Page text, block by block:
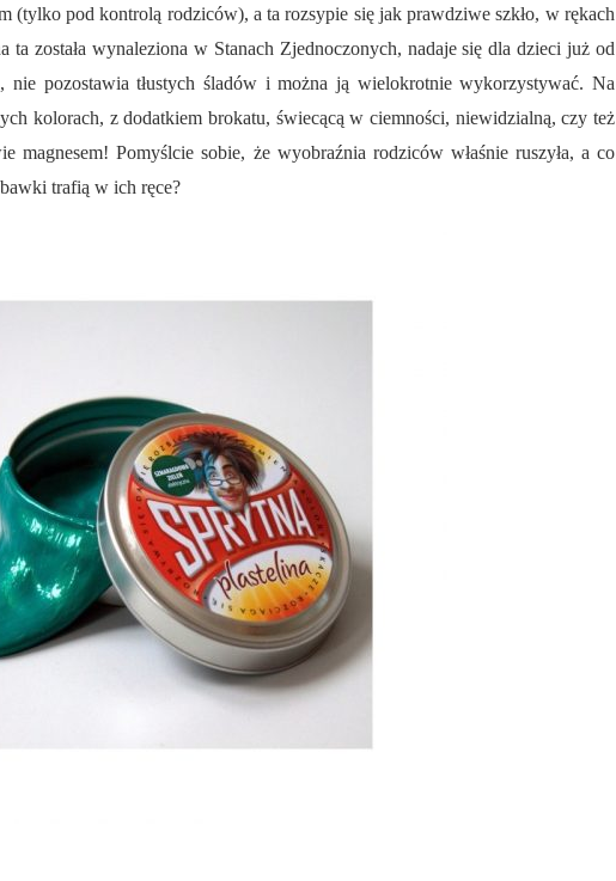
(tylko pod kontrolą rodziców), a ta rozsypie się jak prawdziwe szkło, w rękach
ta została wynaleziona w Stanach Zjednoczonych, nadaje się dla dzieci już od
pozostawia tłustych śladów i można ją wielokrotnie wykorzystywać. Na
kolorach, z dodatkiem brokatu, świecącą w ciemności, niewidzialną, czy też
magnesem! Pomyślcie sobie, że wyobraźnia rodziców właśnie ruszyła, a co
trafią w ich ręce?